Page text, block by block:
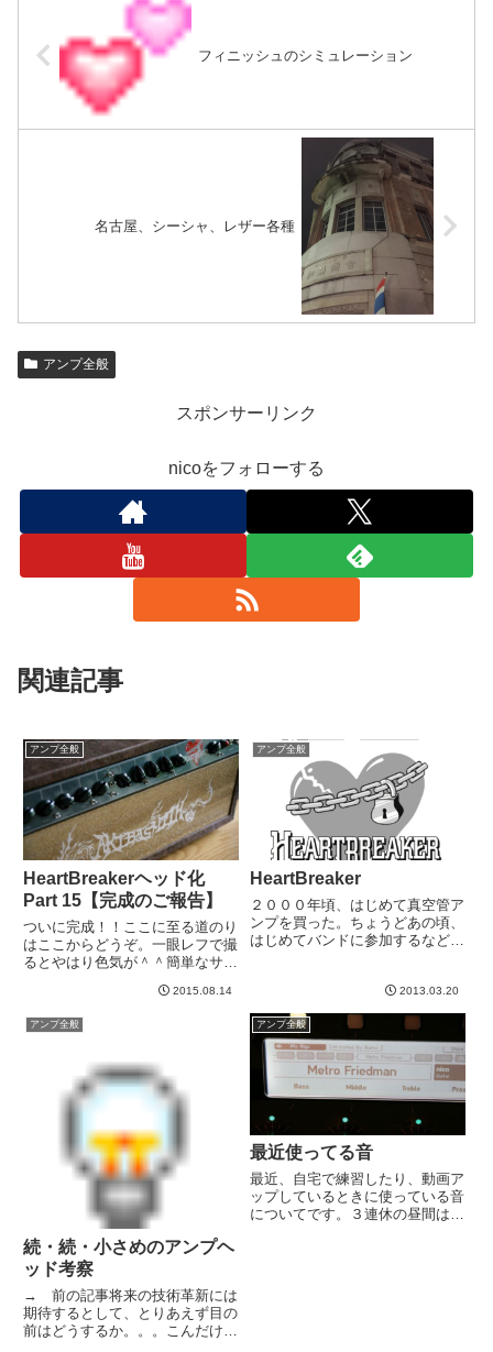
フィニッシュのシミュレーション
名古屋、シーシャ、レザー各種
アンプ全般
スポンサーリンク
nicoをフォローする
関連記事
アンプ全般
HeartBreakerヘッド化
Part 15【完成のご報告】
ついに完成！！ここに至る道のり
はここからどうぞ。一眼レフで撮
るとやはり色気が＾＾簡単なサウ
アンプ、、、本当爆音です。マス
ターはありますが、自宅使用では
やはりアッテネーターいります
2015.08.14
アンプ全般
HeartBreaker
２０００年頃、はじめて真空管ア
ンプを買った。ちょうどあの頃、
はじめてバンドに参加するなどし
興味を持ちましたwその頃、ちょ
うど超ヘビーサウンドの音楽が結
構好きだった影響で、メサのレ
ク...
2013.03.20
アンプ全般
続・続・小さめのアンプヘ
ッド考察
→ 前の記事将来の技術革新には
期待するとして、とりあえず目の
前はどうするか。。。こんだけの
アンプ全般
最近使ってる音
最近、自宅で練習したり、動画ア
ップしているときに使っている音
についてです。３連休の昼間はア